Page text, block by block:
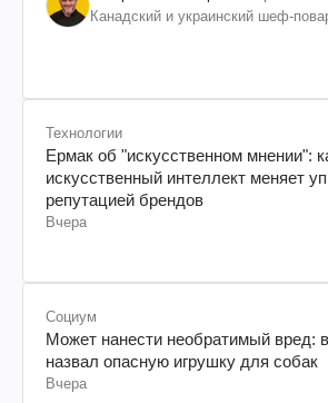
Канадский и украинский шеф-
Технологии
Ермак об "искусственном мнении":
искусственный интеллект меняет
репутацией брендов
Вчера
Социум
Может нанести необратимый вред:
назвал опасную игрушку для собак
Вчера